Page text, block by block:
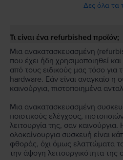
Δες όλα τα
Τι είναι ένα refurbished προϊόν;
Μια ανακατασκευασμένη
που έχει ήδη χρησιμοποιηθεί
από τους ειδικούς μας τόσο για
hardware. Εάν είναι αναγκαίο η
καινούργια, πιστοποιημένα
Μια ανακατασκευασμένη
ποιοτικούς ελέγχους,
λειτουργία της, σαν
ολοκαίνουργια συσκευή είναι
φθοράς, όχι όμως ελαττώματα
την άψογη λειτουργικότητα της